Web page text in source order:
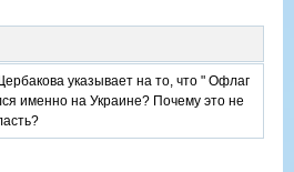
указывает на то, что " Офлаг
именно на Украине? Почему это не